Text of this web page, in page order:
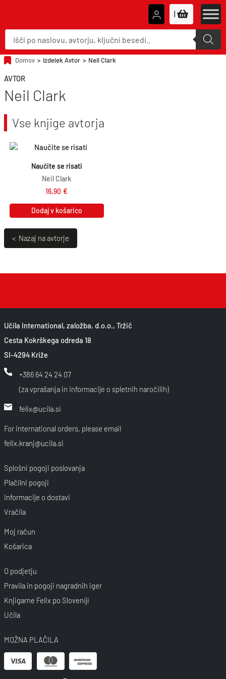
P
o
d
u
c
t
s
s
e
a
c
|
Domov > Izdelek Avtor > Neil Clark
AVTOR
Neil Clark
Vse knjige avtorja
Naučite se risati
Neil Clark
16,90 €
Dodaj v košarico
< Nazaj na avtorje
Učila International, založba, d.o.o., Tržič
Cesta Kokrškega odreda 18
SI-4294 Križe
+386 64 24 24 07
(za vprašanja in informacije o spletnih naročilih)
felix@ucila.si
For international orders, please email
felix.kranj@ucila.si
Splošni pogoji poslovanja
Plačilni pogoji
Informacije o dostavi
Vračila
Moj račun
Košarica
O podjetju
Pravila in pogoji nagradnih iger
Knjigarne Felix po Sloveniji
Učila
MOŽNA PLAČILA